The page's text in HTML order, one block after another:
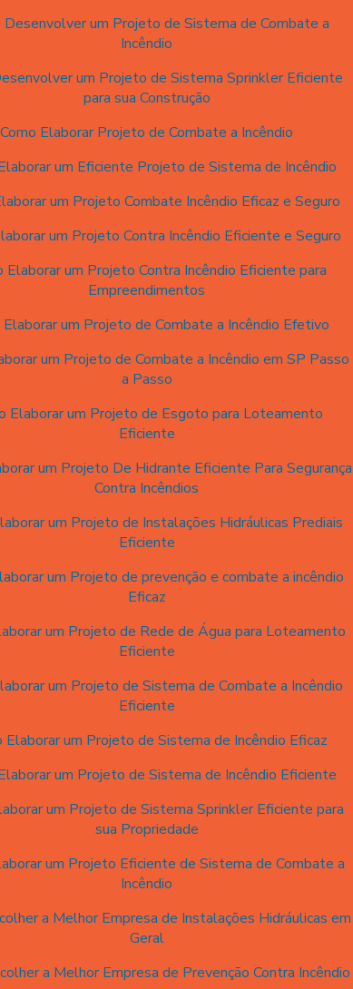
Desenvolver um Projeto de Sistema de Combate a
Incêndio
um Projeto de Sistema Sprinkler Eficiente
para sua Construção
Como Elaborar Projeto de Combate a Incêndio
um Eficiente Projeto de Sistema de Incêndio
um Projeto Combate Incêndio Eficaz e Seguro
um Projeto Contra Incêndio Eficiente e Seguro
Elaborar um Projeto Contra Incêndio Eficiente para
Empreendimentos
Elaborar um Projeto de Combate a Incêndio Efetivo
um Projeto de Combate a Incêndio em SP Passo
a Passo
Elaborar um Projeto de Esgoto para Loteamento
Eficiente
um Projeto De Hidrante Eficiente Para Segurança
Contra Incêndios
um Projeto de Instalações Hidráulicas Prediais
Eficiente
um Projeto de prevenção e combate a incêndio
Eficaz
um Projeto de Rede de Água para Loteamento
Eficiente
um Projeto de Sistema de Combate a Incêndio
Eficiente
Elaborar um Projeto de Sistema de Incêndio Eficaz
um Projeto de Sistema de Incêndio Eficiente
um Projeto de Sistema Sprinkler Eficiente para
sua Propriedade
um Projeto Eficiente de Sistema de Combate a
Incêndio
a Melhor Empresa de Instalações Hidráulicas em
Geral
a Melhor Empresa de Prevenção Contra Incêndio